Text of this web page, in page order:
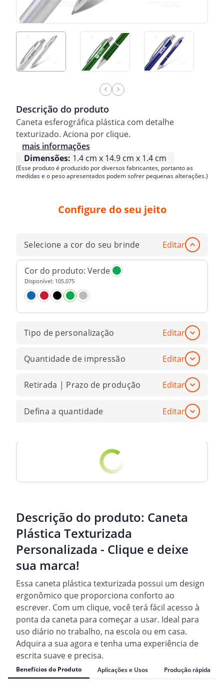
Descrição do produto
Caneta esferográfica plástica com detalhe
texturizado. Aciona por clique.
mais informações
Dimensões: 1.4 cm x 14.9 cm x 1.4 cm
(Esse produto é produzido por diversos fabricantes, portanto as
medidas e o peso apresentados podem sofrer pequenas alterações.)
Configure do seu jeito
Selecione a cor do seu brinde Editar
Cor do produto: Verde
Disponível: 105.075
Tipo de personalização Editar
Quantidade de impressão Editar
Retirada | Prazo de produção Editar
Defina a quantidade Editar
Descrição do produto: Caneta
Plástica Texturizada
Personalizada - Clique e deixe
sua marca!
Essa caneta plástica texturizada possui um design
ergonômico que proporciona conforto ao
escrever. Com um clique, você terá fácil acesso à
ponta da caneta para começar a usar. Ideal para
uso diário no trabalho, na escola ou em casa.
Adquira a sua agora e tenha uma experiência de
escrita suave e precisa.
Benefícios do Produto Aplicações e Usos Produção rápida